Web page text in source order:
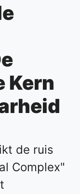
Kern
de ruis
Complex"